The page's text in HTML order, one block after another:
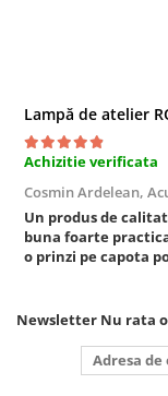
Achizitie verificata
Cosmin Ardelean,
Un produs de
buna foarte
o prinzi pe capota
puternica si de la
bagi la priza nu mai
toata ziua ,ce...
Newsletter Nu rata